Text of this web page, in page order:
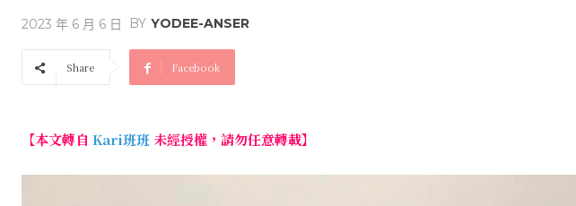
2023 年 6 月 6 日 BY YODEE-ANSER
Share Facebook
【本文轉自 Kari班班 未經授權，請勿任意轉載】